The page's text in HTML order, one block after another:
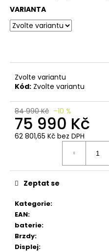
VARIANTA
Zvolte variantu
Kód: Zvolte variantu
84 990 Kč –10 %
75 990 Kč
62 801,65 Kč bez DPH
Kategorie:
EAN:
baterie:
Brzdy:
Displej:
Zeptat se
D
o
p
u
u
e
m